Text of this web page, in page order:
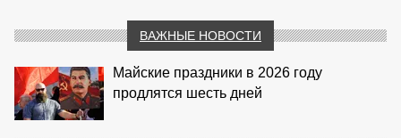
ВАЖНЫЕ НОВОСТИ
Майские праздники в 2026 году
продлятся шесть дней